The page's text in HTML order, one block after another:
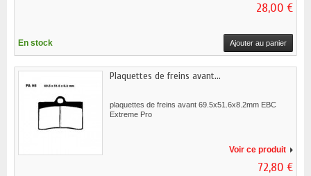
28,00 €
En stock Ajouter au panier
Plaquettes de freins avant...
plaquettes de freins avant 69.5x51.6x8.2mm EBC
Extreme Pro
Voir ce produit
72,80 €